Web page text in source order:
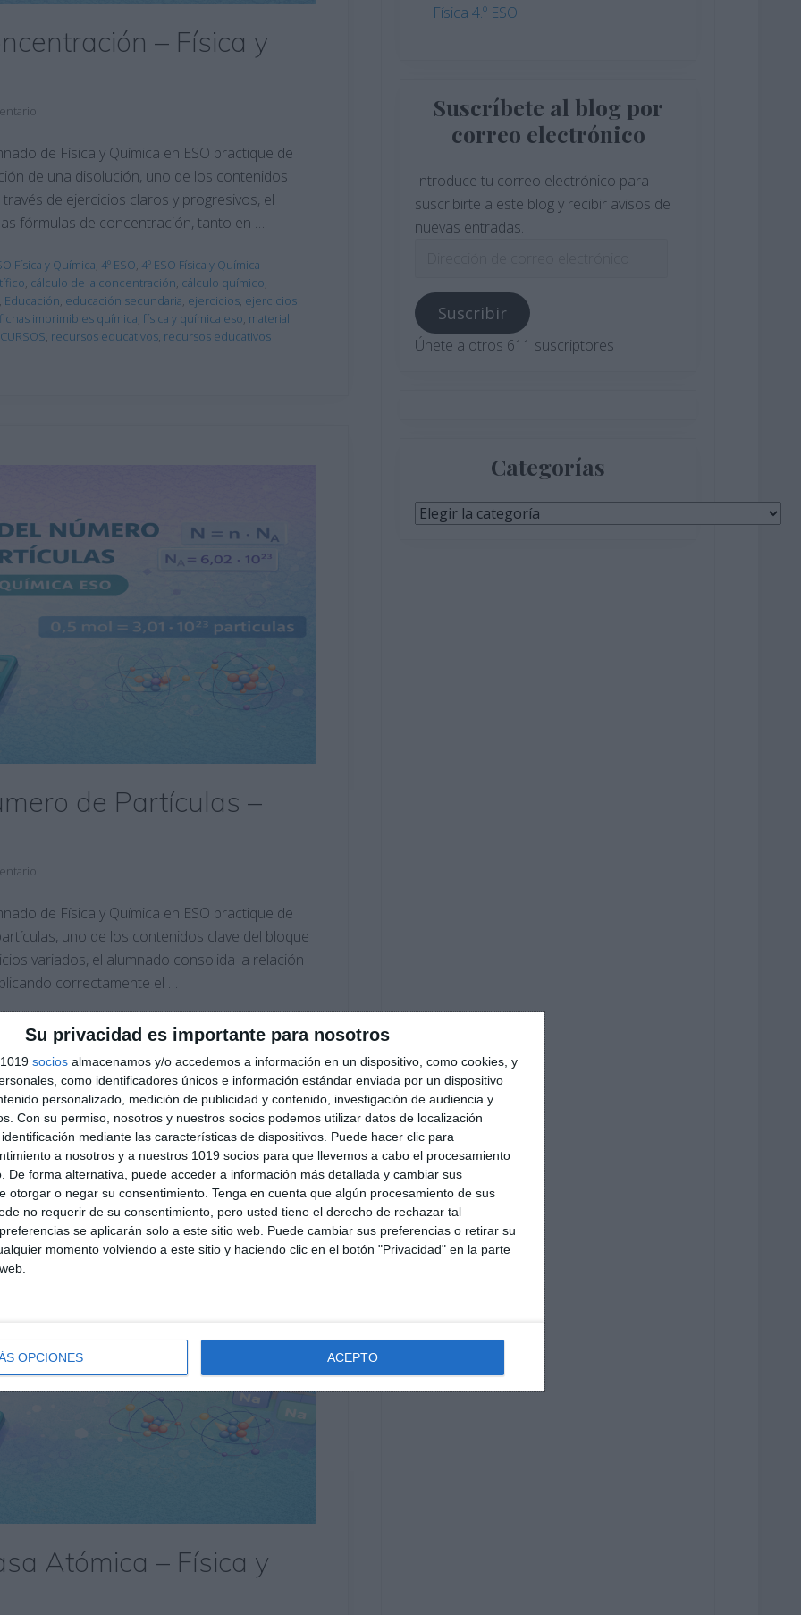
Su privacidad es importante para nosotros
socios almacenamos y/o accedemos a información en un dispositivo, como cookies, y
como identificadores únicos e información estándar enviada por un dispositivo
personalizado, medición de publicidad y contenido, investigación de audiencia y
Con su permiso, nosotros y nuestros socios podemos utilizar datos de localización
mediante las características de dispositivos. Puede hacer clic para
a nosotros y a nuestros 1019 socios para que llevemos a cabo el procesamiento
De forma alternativa, puede acceder a información más detallada y cambiar sus
otorgar o negar su consentimiento. Tenga en cuenta que algún procesamiento de sus
no requerir de su consentimiento, pero usted tiene el derecho de rechazar tal
se aplicarán solo a este sitio web. Puede cambiar sus preferencias o retirar su
momento volviendo a este sitio y haciendo clic en el botón "Privacidad" en la parte
OPCIONES ACEPTO
– Física y
de Física y Química en ESO practique de
de una disolución, uno de los contenidos
de ejercicios claros y progresivos, el
fórmulas de concentración, tanto en …
Física y Química, 4º ESO, 4º ESO Física y Química
, cálculo de la concentración, cálculo químico,
, Educación, educación secundaria, ejercicios, ejercicios
fichas imprimibles química, física y química eso, material
, recursos educativos, recursos educativos
de Partículas –
de Física y Química en ESO practique de
uno de los contenidos clave del bloque
variados, el alumnado consolida la relación
correctamente el …
Física y Química 4º ESO , 4º ESO Física y Química
,cálculo de moles,cálculo químico,Educación
,ejercicios de química ,ESO,estructura de la materia,
,masa molar,material docente,mol,número de avogadro,
,recursos educativos recursos educativos secundaria,
Atómica – Física y
Física 4.º ESO
Suscríbete al blog por
correo electrónico
Introduce tu correo electrónico para
suscribirte a este blog y recibir avisos de
nuevas entradas.
correo
electrónico
Suscribir
Únete a otros 611 suscriptores
Categorías
Categorías